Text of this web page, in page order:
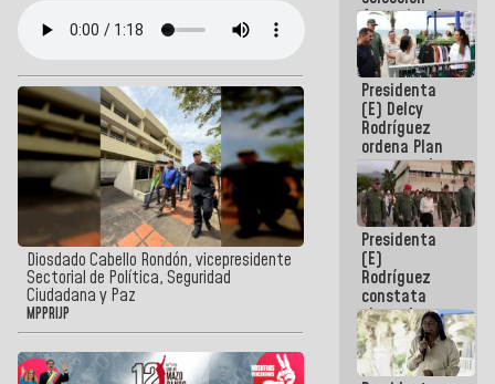
Diosdado Cabello Rondón, vicepresidente
Sectorial de Política, Seguridad
Ciudadana y Paz
MPPRIJP
femenina de
baloncesto
por su
clasificación
a la
AmeriCup
2027
Presidenta
(E) Delcy
Rodríguez
ordena Plan
maestro de
desarrollo
logístico y
turístico
para La
Guaira
Presidenta
(E)
Rodríguez
constata
obras de
rehabilitación
de Escuela
Militar de